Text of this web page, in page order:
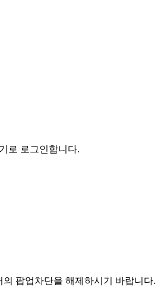
로 로그인합니다.
팝업차단을 해제하시기 바랍니다.